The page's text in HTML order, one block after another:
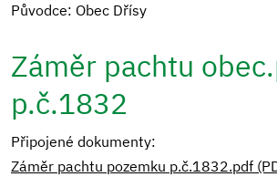
Původce: Obec Dřísy
Záměr pachtu
p.č.1832
Připojené dokumenty:
Záměr pachtu pozemku p.č.1832.pdf